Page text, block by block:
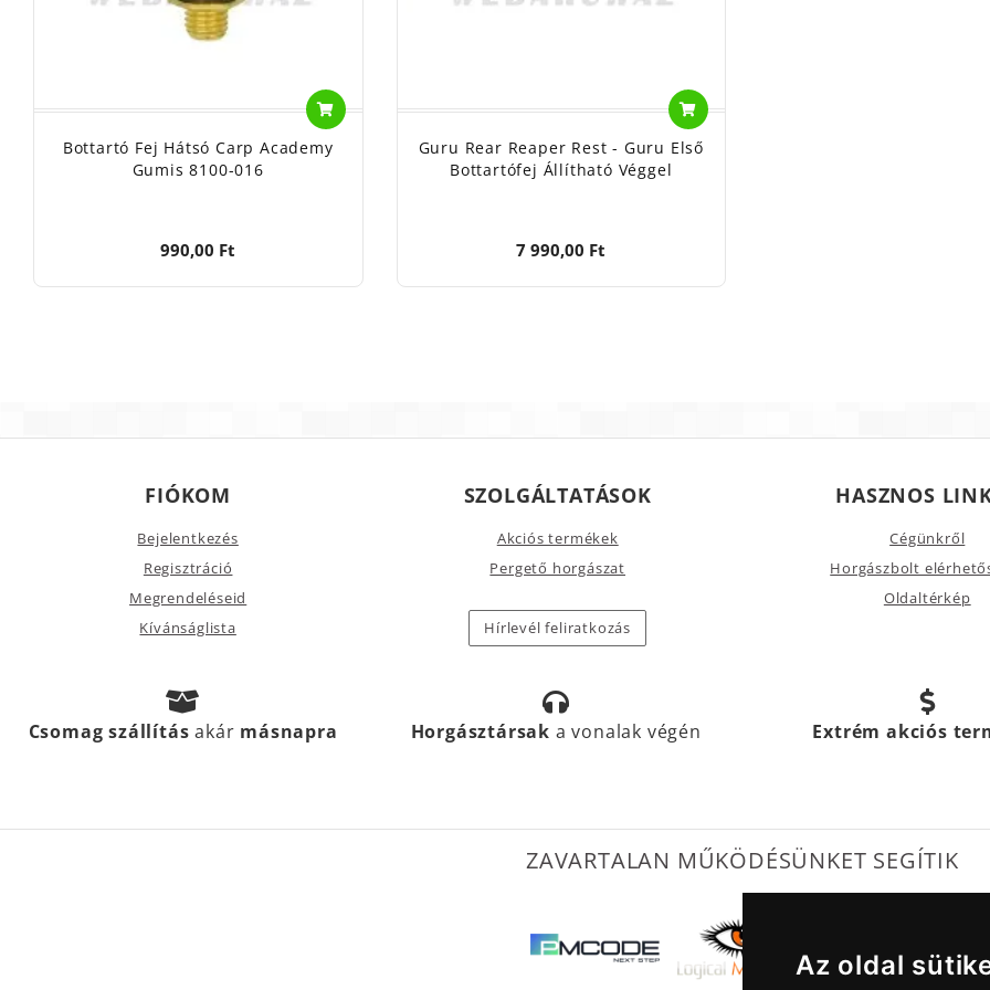
Az oldal
Bottartó Fej Hátsó Carp Academy
Gumis 8100-016
990,00 Ft
Guru Rear Reaper Rest - Guru Első
Bottartófej Állítható Véggel
7 990,00 Ft
FIÓKOM
Bejelentkezés
Regisztráció
Megrendeléseid
Kívánságlista
SZOLGÁLTATÁSOK
Akciós termékek
Pergető horgászat
Hírlevél feliratkozás
HASZNOS
Cégünkről
Horgászbolt
Oldaltérkép
Csomag szállításakár másnapra Horgásztársak a vonalak végén Extrém akciós
ZAVARTALAN MŰKÖDÉSÜNKET SEGÍTIK